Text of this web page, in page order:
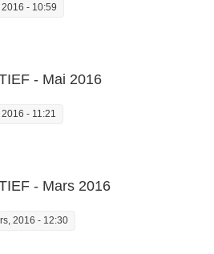
- 10:59
- Mai 2016
- 11:21
- Mars 2016
2016 - 12:30